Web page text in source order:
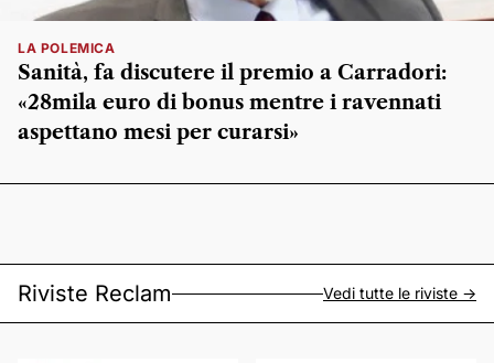
LA POLEMICA
Sanità, fa discutere il premio a Carradori:
«28mila euro di bonus mentre i ravennati
aspettano mesi per curarsi»
Riviste Reclam Vedi tutte le riviste ->